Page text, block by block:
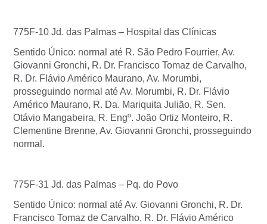
775F-10 Jd. das Palmas – Hospital das Clínicas
Sentido Único: normal até R. São Pedro Fourrier, Av.
Giovanni Gronchi, R. Dr. Francisco Tomaz de Carvalho,
R. Dr. Flávio Américo Maurano, Av. Morumbi,
prosseguindo normal até Av. Morumbi, R. Dr. Flávio
Américo Maurano, R. Da. Mariquita Julião, R. Sen.
Otávio Mangabeira, R. Engº. João Ortiz Monteiro, R.
Clementine Brenne, Av. Giovanni Gronchi, prosseguindo
normal.
775F-31 Jd. das Palmas – Pq. do Povo
Sentido Único: normal até Av. Giovanni Gronchi, R. Dr.
Francisco Tomaz de Carvalho, R. Dr. Flávio Américo